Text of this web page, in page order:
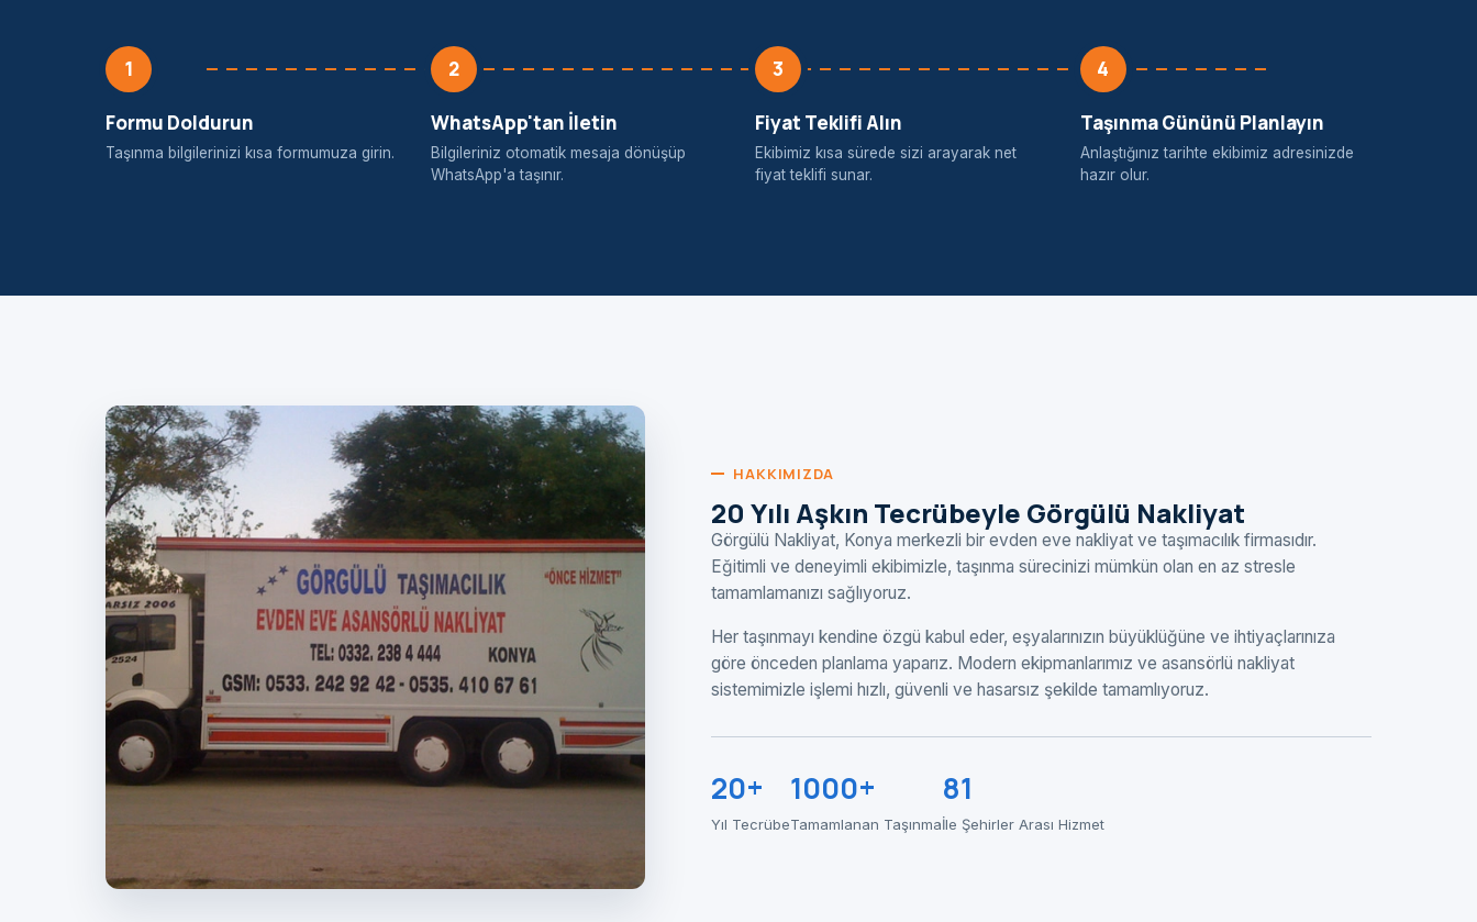
1
Formu Doldurun
Taşınma bilgilerinizi kısa formumuza girin.
2
WhatsApp'tan İletin
Bilgileriniz otomatik mesaja dönüşüp
WhatsApp'a taşınır.
3
Fiyat Teklifi Alın
Ekibimiz kısa sürede sizi arayarak net
fiyat teklifi sunar.
4
Taşınma Gününü Planlayın
Anlaştığınız tarihte ekibimiz adresinizde
hazır olur.
HAKKIMIZDA
20 Yılı Aşkın Tecrübeyle Görgülü Nakliyat
Görgülü Nakliyat, Konya merkezli bir evden eve nakliyat ve taşımacılık firmasıdır.
Eğitimli ve deneyimli ekibimizle, taşınma sürecinizi mümkün olan en az stresle
tamamlamanızı sağlıyoruz.
Her taşınmayı kendine özgü kabul eder, eşyalarınızın büyüklüğüne ve ihtiyaçlarınıza
göre önceden planlama yaparız. Modern ekipmanlarımız ve asansörlü nakliyat
sistemimizle işlemi hızlı, güvenli ve hasarsız şekilde tamamlıyoruz.
20+
Yıl Tecrübe
1000+
Tamamlanan Taşınma
81
İle Şehirler Arası Hizmet